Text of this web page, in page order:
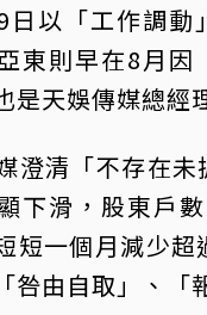
日以「工作調動
東則早在8月因
是天娛傳媒總經
澄清「不存在未
下滑，股東戶
短一個月減少超
咎由自取」、「